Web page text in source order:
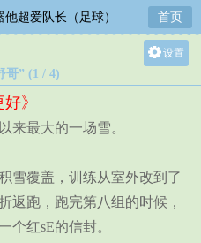
他超爱队长（足球） 首页
设置
哥” (1 / 4)
》
最大的一场雪。
覆盖，训练从室外改到了
返跑，跑完第八组的时候，
个红sE的信封。